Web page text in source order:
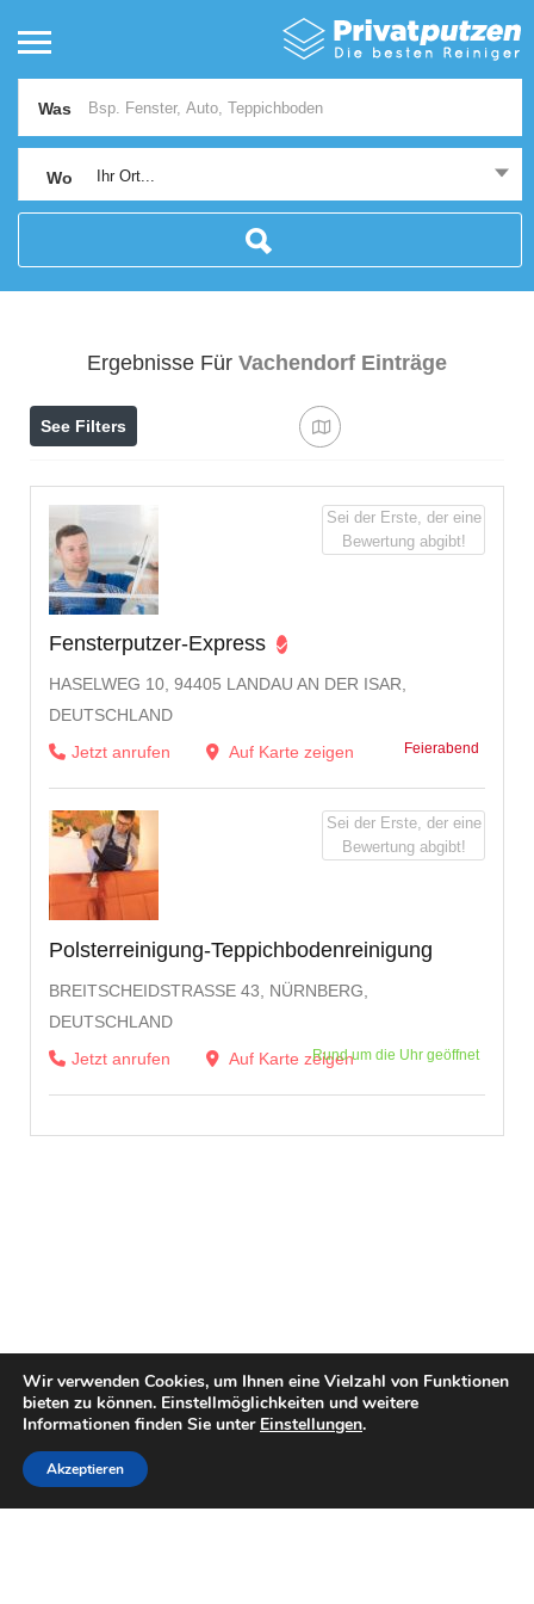
Was
Wo Ihr Ort...
Ergebnisse Für Vachendorf Einträge
See Filters
Fensterputzer-Express
HASELWEG 10, 94405 LANDAU AN DER ISAR,
DEUTSCHLAND
Jetzt anrufen
Auf Karte zeigen Feierabend
Sei der Erste, der eine
Bewertung abgibt!
Polsterreinigung-Teppichbodenreinigung
BREITSCHEIDSTRASSE 43, NÜRNBERG, D
EUTSCHLAND
Jetzt anrufen
Auf Karte zeigenRund um die Uhr geöffnet
Sei der Erste, der eine
Bewertung abgibt!
Wir verwenden Cookies, um Ihnen eine Vielzahl von Funktionen
bieten zu können. Einstellmöglichkeiten und weitere
Informationen finden Sie unter Einstellungen.
Akzeptieren